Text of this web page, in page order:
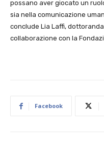
possano aver giocato un
sia nella comunicazione
conclude Lia Laffi,
collaborazione con la
Facebook